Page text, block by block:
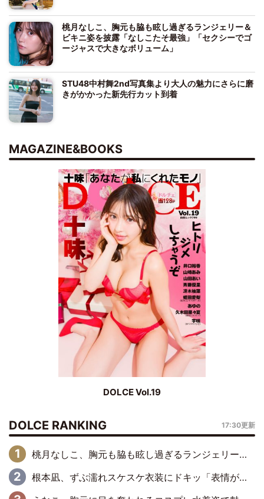
桃月なしこ、胸元も脇も眩し過ぎるランジェリー＆
ビキニ姿を披露「なしこたそ最強」「セクシーでゴ
ージャスで大きなボリューム」
STU48中村舞2nd写真集より大人の魅力にさらに磨
きがかかった新先行カット到着
MAGAZINE&BOOKS
DOLCE Vol.19
DOLCE RANKING 17:30更新
桃月なしこ、胸元も脇も眩し過ぎるランジェリー＆ビキニ姿を披露「なしこたそ最強」「セクシーでゴージャスで大きなボリューム」
根本凪、ずぶ濡れスケスケ衣装にドキッ「表情が良過ぎる」「ねもちゃんの眼差しにドキドキが止まらない」